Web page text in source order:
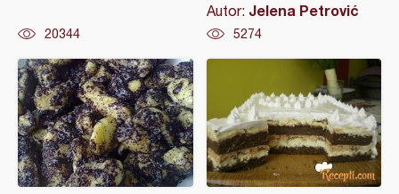
20344
Autor: Jelena Petrović
5274